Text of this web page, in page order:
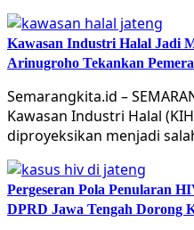
Kawasan Industri Halal Jadi
Arinugroho Tekankan
Semarangkita.id –
Kawasan Industri Halal
diproyeksikan menjadi
Pergeseran Pola Penularan
DPRD Jawa Tengah Dorong